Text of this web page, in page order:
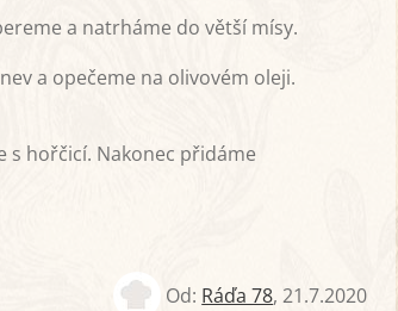
a natrháme do větší mísy.
a opečeme na olivovém oleji.
s hořčicí. Nakonec přidáme
Od: Ráďa 78,21.7.2020